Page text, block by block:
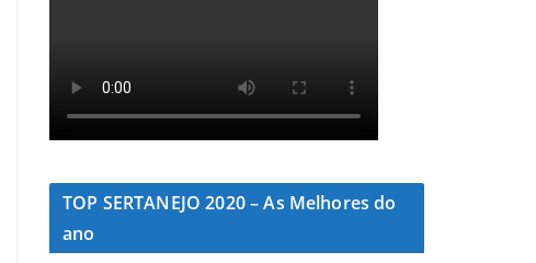
TOP SERTANEJO 2020 – As Melhores do
ano